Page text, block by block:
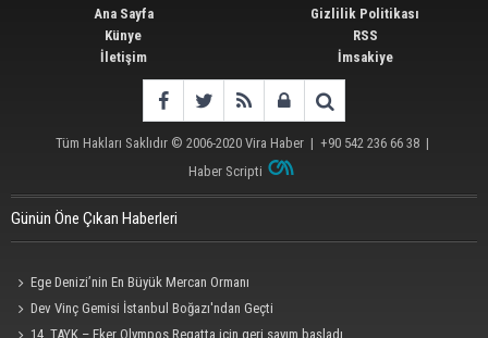
Ana Sayfa
Künye
İletişim
Gizlilik Politikası
RSS
İmsakiye
Tüm Hakları Saklıdır © 2006-2020 Vira Haber | +90 542 236 66 38 |
Haber Scripti
Günün Öne Çıkan Haberleri
Ege Denizi’nin En Büyük Mercan Ormanı
Dev Vinç Gemisi İstanbul Boğazı'ndan Geçti
14. TAYK – Eker Olympos Regatta için geri sayım başladı